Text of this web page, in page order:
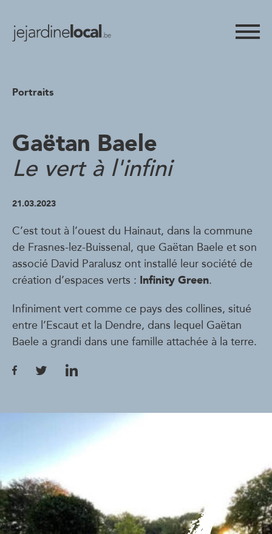
Portraits
Gaëtan Baele
Le vert à l'infini
21.03.2023
C’est tout à l’ouest du Hainaut, dans la commune
de Frasnes-lez-Buissenal, que Gaëtan Baele et son
associé David Paralusz ont installé leur société de
création d’espaces verts : Infinity Green.
Infiniment vert comme ce pays des collines, situé
entre l’Escaut et la Dendre, dans lequel Gaëtan
Baele a grandi dans une famille attachée à la terre.